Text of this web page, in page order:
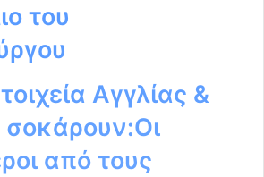
του
Αγγλίας &
σοκάρουν:Οι
από τους